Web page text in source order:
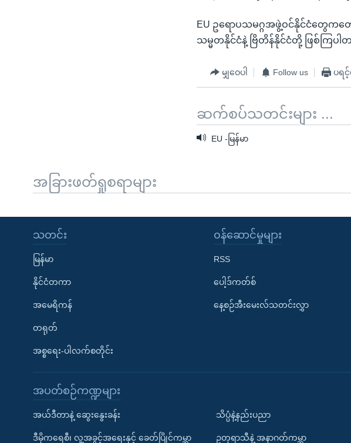
EU ဥရောပသမဂ္ဂအဖွဲ့ဝင်နိုင်ငံတွေကတ
သမ္မတနိုင်ငံနဲ့ ဗြိတိန်နိုင်ငံတို့ ဖြစ်ကြပါ
မျှဝေပါ Follow us ပရ
ဆက်စပ်သတင်းများ ...
EU -မြန်မာ
အခြားဖတ်ရှုစရာများ
သတင်း
မြန်မာ
နိုင်ငံတကာ
အမေရိကန်
တရုတ်
အစ္စရေး-ပါလက်စတိုင်း
၀န်ဆောင်မှုများ
RSS
ပေါ့ဒ်ကတ်စ်
နေ့စဉ်အီးမေးလ်သတင်းလွှာ
အပတ်စဉ်ကဏ္ဍများ
အယ်ဒီတာနဲ့ ဆွေးနွေးခန်း
ဒီမိုကရေစီ၊ လူ့အခွင့်အရေးနှင့် ခေတ်ပြိုင်ကမ္ဘာ
သိပ္ပံနဲ့နည်းပညာ
ဥတုရာသီနဲ့ အနာဂတ်ကမ္ဘာ